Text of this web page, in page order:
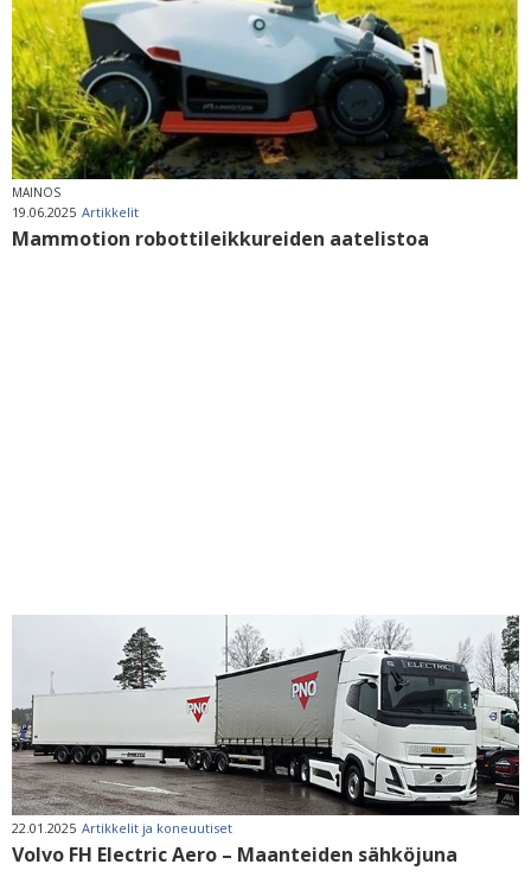
MAINOS
19.06.2025 Artikkelit
Mammotion robottileikkureiden aatelistoa
22.01.2025 Artikkelit ja koneuutiset
Volvo FH Electric Aero – Maanteiden sähköjuna